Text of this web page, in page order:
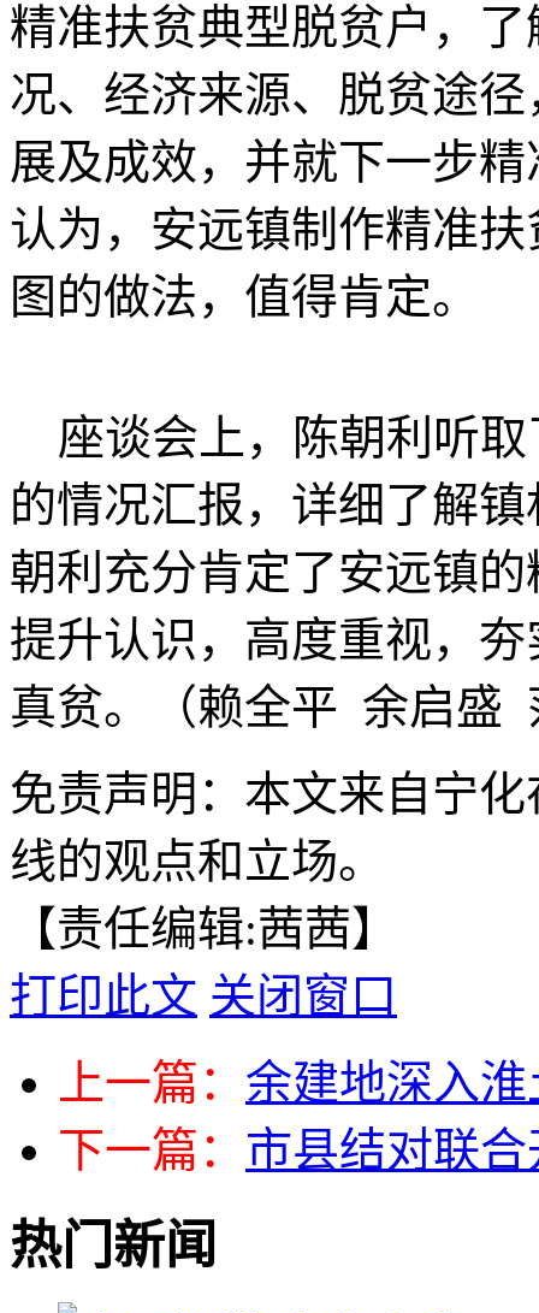
精准扶贫典型脱贫户，
况、经济来源、脱贫途
展及成效，并就下一步
认为，安远镇制作精准
图的做法，值得肯定。
座谈会上，陈朝利听取
的情况汇报，详细了解
朝利充分肯定了安远镇
提升认识，高度重视，
真贫。（赖全平 余启盛
免责声明：本文来自宁
线的观点和立场。
【责任编辑:茜茜】
打印此文 关闭窗口
上一篇： 余建地深入
下一篇： 市县结对联
热门新闻